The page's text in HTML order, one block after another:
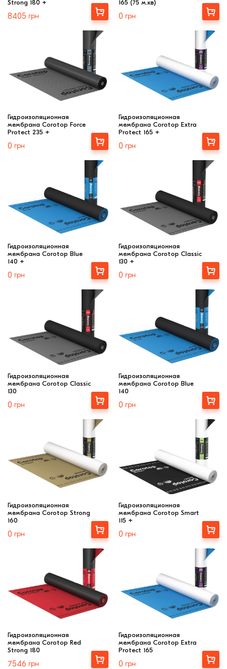
Лицевой
Кирпич ручной
формовки
Строительный блок
Клинкерная плитка
Ступени, крыльцо
смеси
Strong 180 +
8405 грн
Купити
165 (75 м.кв)
0 грн
Купити
Гидроизоляционная
мембрана Corotop Force
Protect 235 +
0 грн
Купити
Гидроизоляционная
мембрана Corotop Extra
Protect 165 +
0 грн
Купити
Гидроизоляционная
мембрана Corotop Blue
140 +
0 грн
Купити
Гидроизоляционная
мембрана Corotop Classic
130 +
0 грн
Купити
Гидроизоляционная
мембрана Corotop Classic
130
0 грн
Купити
Гидроизоляционная
мембрана Corotop Blue
140
0 грн
Купити
Гидроизоляционная
мембрана Corotop Strong
160
0 грн
Купити
Гидроизоляционная
мембрана Corotop Smart
115 +
0 грн
Купити
Гидроизоляционная
мембрана Corotop Red
Strong 180
7546 грн
Купити
Гидроизоляционная
мембрана Corotop Extra
Protect 165
0 грн
Купити